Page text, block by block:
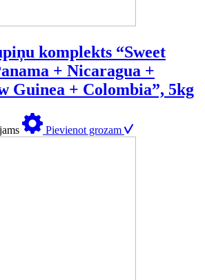
komplekts “Sweet
+ Nicaragua +
Guinea + Colombia”, 5kg
Pievienot grozam